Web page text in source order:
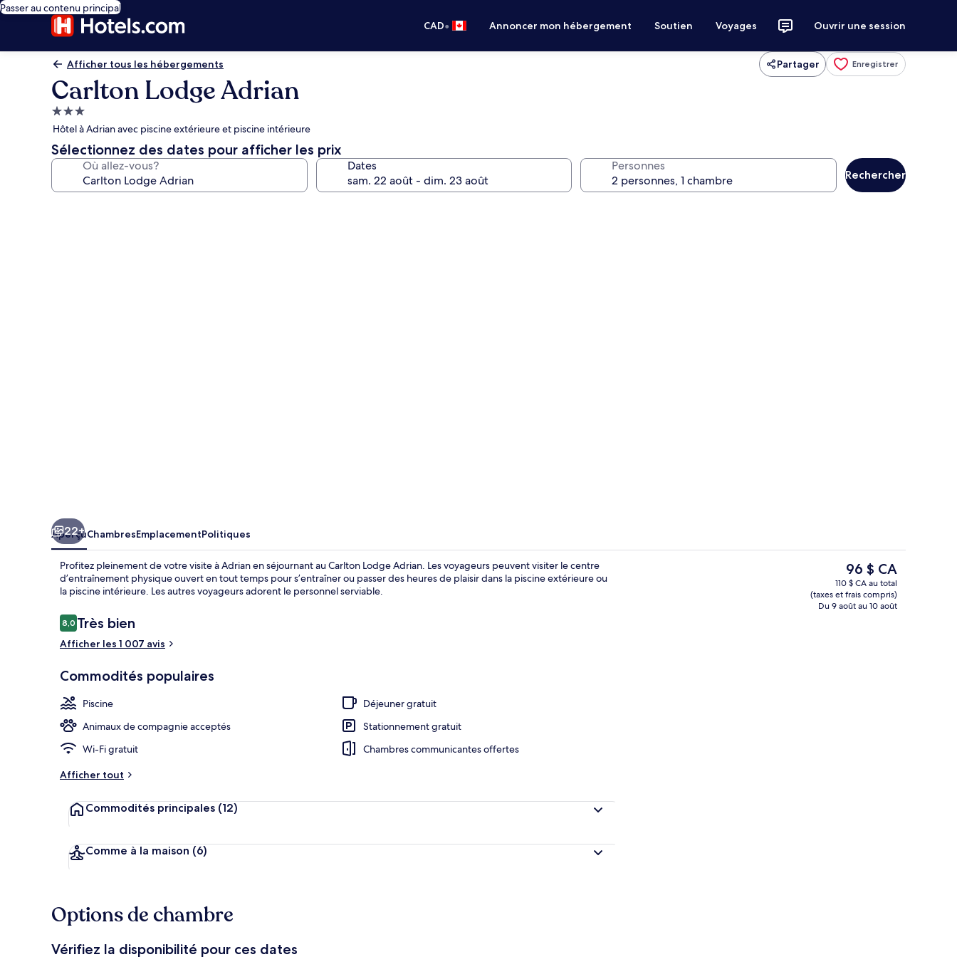
Passer au contenu principal
CAD• Annoncer mon hébergement Soutien Voyages Ouvrir une session
Afficher tous les hébergements Partager Enregistrer
Carlton Lodge Adrian
Hébergement
3.0 étoiles
Hôtel à Adrian avec piscine extérieure et piscine intérieure
Sélectionnez des dates pour afficher les prix
Où allez-vous? Dates Personnes
Rechercher
Suite studio présidentielle | Literie de qualité, lit avec matelas à plateau-coussin
Façade de l’hébergement
22+
AperçuChambresEmplacementPolitiques
Profitez pleinement de votre visite à Adrian en séjournant au Carlton Lodge Adrian. Les voyageurs peuvent visiter le centre
d’entraînement physique ouvert en tout temps pour s’entraîner ou passer des heures de plaisir dans la piscine extérieure ou
la piscine intérieure. Les autres voyageurs adorent le personnel serviable.
Avis
8,08,0 sur 10 –
Très bien
Afficher les 1 007 avis
Commodités populaires
Piscine
Déjeuner gratuit
Animaux de compagnie acceptés
Stationnement gratuit
Wi-Fi gratuit
Chambres communicantes offertes
Afficher tout
Commodités principales (12)
Comme à la maison (6)
Le
prix
actuel
est
96 $ CA
110 $ CA au total
(taxes et frais compris)
Du 9 août au 10 août
Options de chambre
Vérifiez la disponibilité pour ces dates